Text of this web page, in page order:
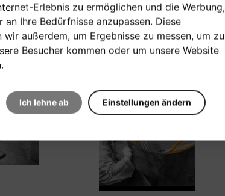
Erlebnis zu ermöglichen und die Werbung,
an Ihre Bedürfnisse anzupassen. Diese
außerdem, um Ergebnisse zu messen, um zu
Besucher kommen oder um unsere Website
Ich lehne ab Einstellungen ändern